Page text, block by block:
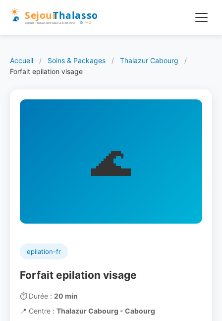
Accueil / Soins & Packages / Thalazur Cabourg
/
Forfait epilation visage
🌊
epilation-fr
Forfait epilation visage
⏱️Durée : 20 min
📍 Centre : Thalazur Cabourg - Cabourg